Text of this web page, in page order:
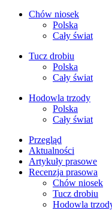
Chów niosek
Polska
Cały świat
Tucz drobiu
Polska
Cały świat
Hodowla trzody
Polska
Cały świat
Przegląd
Aktualności
Artykuły prasowe
Recenzja prasowa
Chów niosek
Tucz drobiu
Hodowla